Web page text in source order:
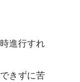
進行すれ
きずに苦